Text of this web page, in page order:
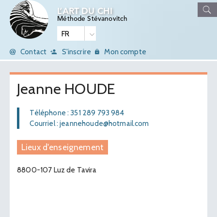
L’ART DU CHI
Méthode Stévanovitch
Contact S'inscrire Mon compte
Jeanne HOUDE
Téléphone : 351 289 793 984
Courriel : jeannehoude@hotmail.com
Lieux d'enseignement
8800-107 Luz de Tavira